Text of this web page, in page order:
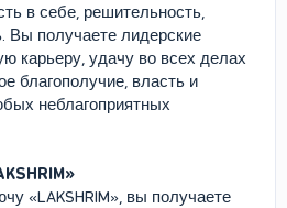
в себе, решительность,
Вы получаете лидерские
карьеру, удачу во всех делах
благополучие, власть и
неблагоприятных
«LAKSHRIM», вы получаете